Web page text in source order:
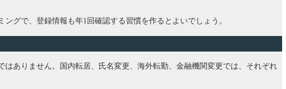
グで、登録情報も年1回確認する習慣を作るとよいでしょう。
ありません。国内転居、氏名変更、海外転勤、金融機関変更では、それぞれ